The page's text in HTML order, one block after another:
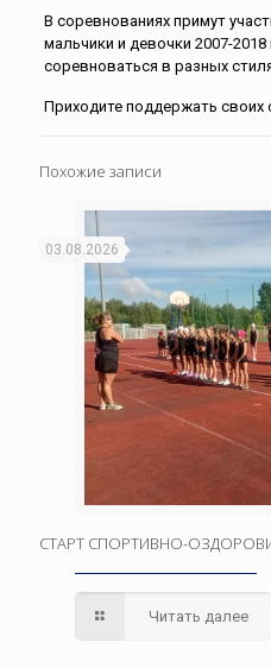
В соревнованиях примут
мальчики и девочки 2007-2018
соревноваться в разных
Приходите поддержать своих
Похожие записи
03.08.2026
СТАРТ СПОРТИВНО-
Читать далее